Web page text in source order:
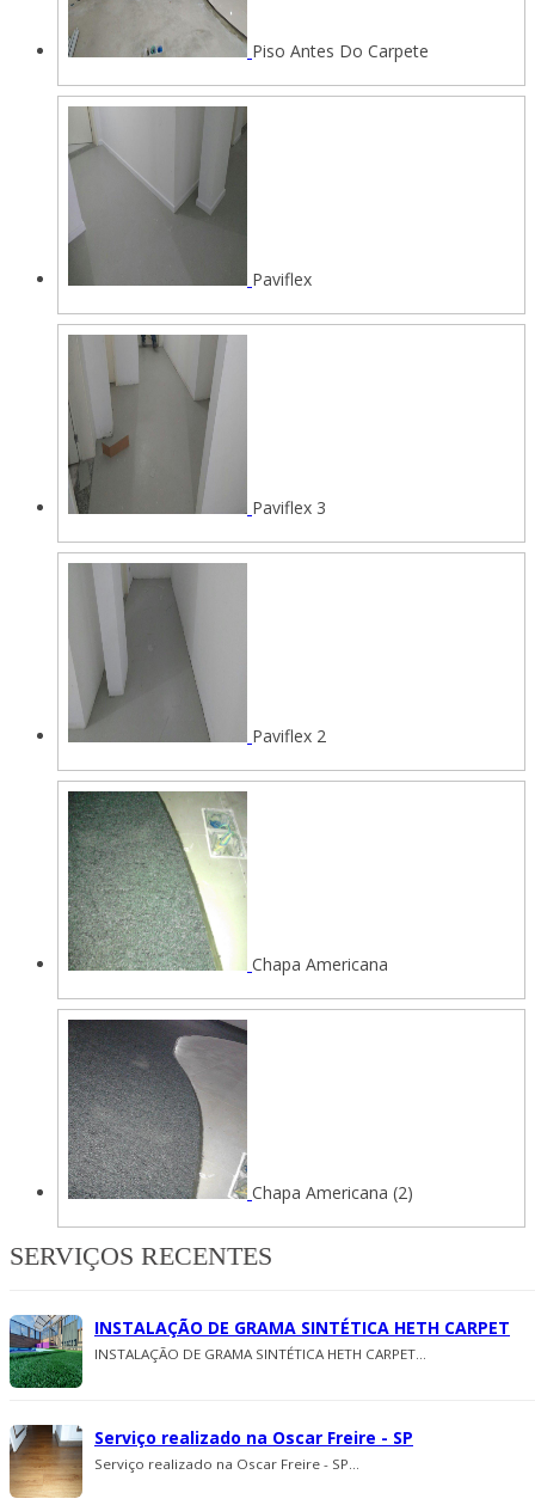
Piso Antes Do Carpete
Paviflex
Paviflex 3
Paviflex 2
Chapa Americana
Chapa Americana (2)
SERVIÇOS RECENTES
INSTALAÇÃO DE GRAMA SINTÉTICA HETH CARPET
INSTALAÇÃO DE GRAMA SINTÉTICA HETH CARPET...
Serviço realizado na Oscar Freire - SP
Serviço realizado na Oscar Freire - SP...